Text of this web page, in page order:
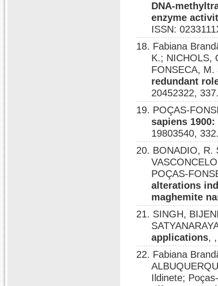
DNA-
enzyme
ISSN:
18. Fabiana
K.; NICHOLS,
FONSECA,
redundant
20452322,
19. POÇAS-
sapiens
19803540,
20. BONADIO, R.
POÇAS-
alterations
maghemite
21. SINGH,
applications,
22. Fabiana
Ildinete;